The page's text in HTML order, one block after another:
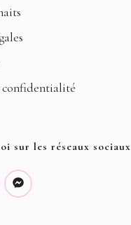
sur les réseaux sociaux